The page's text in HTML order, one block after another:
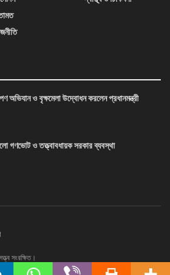
অভিযান ও বৃক্ষমেলা উদ্বোধন করলেন প্রধানমন্ত্রী
গণভোট ও তত্ত্বাবধায়ক সরকার ব্যবস্থা
সংরক্ষিত।